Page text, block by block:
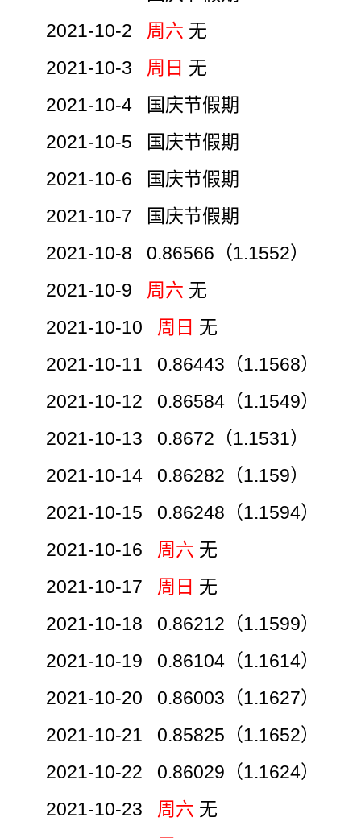
2021-10-2 周六 无
2021-10-3 周日 无
2021-10-4 国庆节假期
2021-10-5 国庆节假期
2021-10-6 国庆节假期
2021-10-7 国庆节假期
2021-10-8 0.86566（1.1552）
2021-10-9 周六 无
2021-10-10 周日 无
2021-10-11 0.86443（1.1568）
2021-10-12 0.86584（1.1549）
2021-10-13 0.8672（1.1531）
2021-10-14 0.86282（1.159）
2021-10-15 0.86248（1.1594）
2021-10-16 周六 无
2021-10-17 周日 无
2021-10-18 0.86212（1.1599）
2021-10-19 0.86104（1.1614）
2021-10-20 0.86003（1.1627）
2021-10-21 0.85825（1.1652）
2021-10-22 0.86029（1.1624）
2021-10-23 周六 无